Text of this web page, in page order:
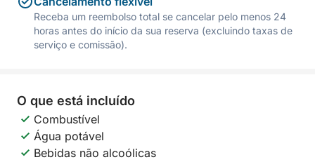
Receba um reembolso total se cancelar pelo menos 24
horas antes do início da sua reserva (excluindo taxas de
serviço e comissão).
O que está incluído
Combustível
Água potável
Bebidas não alcoólicas